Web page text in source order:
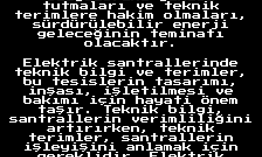
tutmaları ve teknik
terimlere hakim olmaları,
sürdürülebilir enerji
geleceğinin teminatı
olacaktır.
Elektrik santrallerinde
teknik bilgi ve terimler,
bu tesislerin tasarımı,
inşası, işletilmesi ve
bakımı için hayati önem
taşır. Teknik bilgi,
santrallerin verimliliğini
artırırken, teknik
terimler, santrallerin
işleyişini anlamak için